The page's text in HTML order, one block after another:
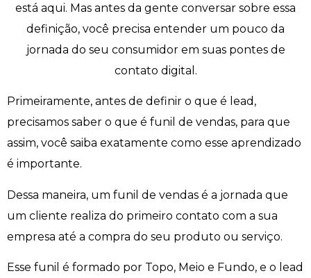
está aqui. Mas antes da gente conversar sobre essa
definição, você precisa entender um pouco da
jornada do seu consumidor em suas pontes de
contato digital.
Primeiramente, antes de definir o que é lead,
precisamos saber o que é funil de vendas, para que
assim, você saiba exatamente como esse aprendizado
é importante.
Dessa maneira, um funil de vendas é a jornada que
um cliente realiza do primeiro contato com a sua
empresa até a compra do seu produto ou serviço.
Esse funil é formado por Topo, Meio e Fundo, e o lead